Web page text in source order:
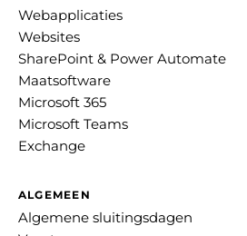
Webapplicaties
Websites
SharePoint & Power Automate
Maatsoftware
Microsoft 365
Microsoft Teams
Exchange
ALGEMEEN
Algemene sluitingsdagen